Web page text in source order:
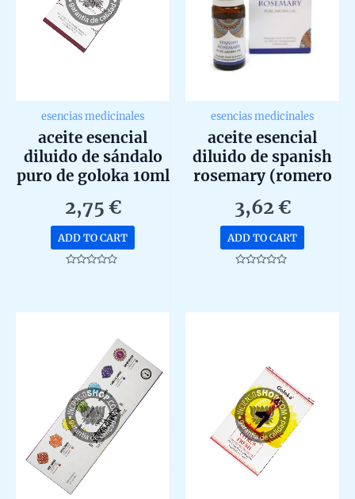
esencias medicinales
aceite esencial
diluido de sándalo
puro de goloka 10ml
2,75 €
ADD TO CART
5
esencias medicinales
aceite esencial
diluido de spanish
rosemary (romero
10ml
3,62€
ADD TO CART
5